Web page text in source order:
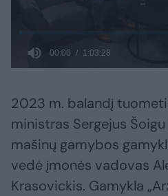
2023 m. balandį
ministras Sergejus
mašinų gamybos
vedė įmonės vadovas
Krasovickis. Gamykla